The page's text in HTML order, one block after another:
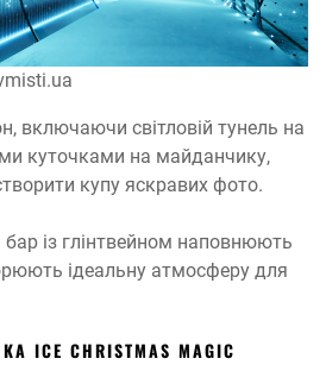
включаючи світловій тунель на
куточками на майданчику,
купу яскравих фото.
із глінтвейном наповнюють
ідеальну атмосферу для
ICE CHRISTMAS MAGIC